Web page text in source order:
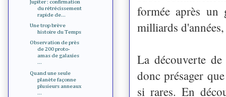
formée après
milliards
La découverte de
donc présager
si rares. En
Jupiter : confirmation
du rétrécissement
rapide de...
Une trop brève
histoire du Temps
Observation de près
de 200 proto-
amas de galaxies
...
Quand une seule
planète façonne
plusieurs anneaux
...